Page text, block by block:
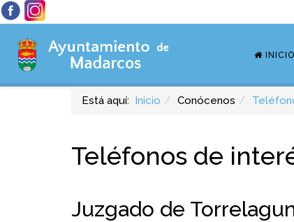
INICIO
Está aquí: Inicio Conócenos
Teléfonos de
Juzgado de